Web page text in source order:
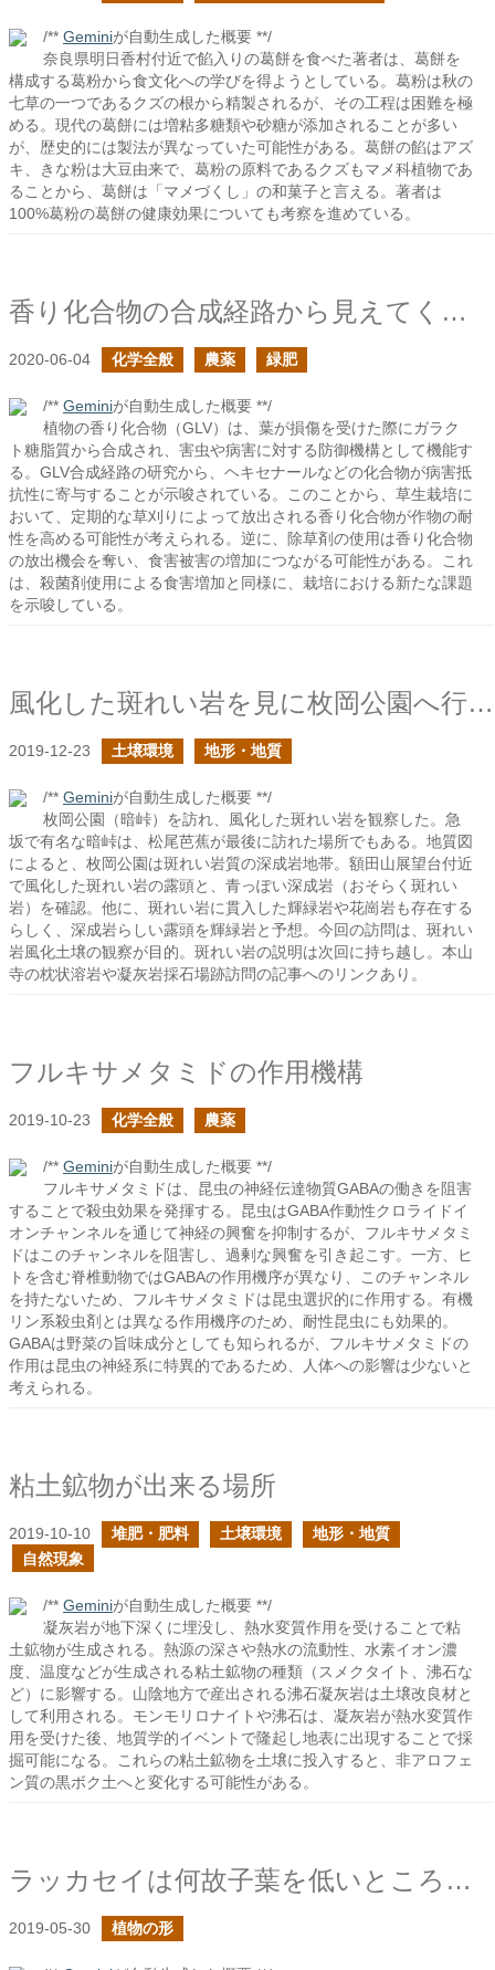
/** Geminiが自動生成した概要 **/
奈良県明日香村付近で餡入りの葛餅を食べた著者は、葛餅を
構成する葛粉から食文化への学びを得ようとしている。葛粉は秋の
七草の一つであるクズの根から精製されるが、その工程は困難を極
める。現代の葛餅には増粘多糖類や砂糖が添加されることが多い
が、歴史的には製法が異なっていた可能性がある。葛餅の餡はアズ
キ、きな粉は大豆由来で、葛粉の原料であるクズもマメ科植物であ
ることから、葛餅は「マメづくし」の和菓子と言える。著者は
100%葛粉の葛餅の健康効果についても考察を進めている。
香り化合物の合成経路から見えてくること
2020-06-04 化学全般 農薬 緑肥
/** Geminiが自動生成した概要 **/
植物の香り化合物（GLV）は、葉が損傷を受けた際にガラク
ト糖脂質から合成され、害虫や病害に対する防御機構として機能す
る。GLV合成経路の研究から、ヘキセナールなどの化合物が病害抵
抗性に寄与することが示唆されている。このことから、草生栽培に
おいて、定期的な草刈りによって放出される香り化合物が作物の耐
性を高める可能性が考えられる。逆に、除草剤の使用は香り化合物
の放出機会を奪い、食害被害の増加につながる可能性がある。これ
は、殺菌剤使用による食害増加と同様に、栽培における新たな課題
を示唆している。
風化した斑れい岩を見に枚岡公園へ行ってきた
2019-12-23 土壌環境 地形・地質
/** Geminiが自動生成した概要 **/
枚岡公園（暗峠）を訪れ、風化した斑れい岩を観察した。急
坂で有名な暗峠は、松尾芭蕉が最後に訪れた場所でもある。地質図
によると、枚岡公園は斑れい岩質の深成岩地帯。額田山展望台付近
で風化した斑れい岩の露頭と、青っぽい深成岩（おそらく斑れい
岩）を確認。他に、斑れい岩に貫入した輝緑岩や花崗岩も存在する
らしく、深成岩らしい露頭を輝緑岩と予想。今回の訪問は、斑れい
岩風化土壌の観察が目的。斑れい岩の説明は次回に持ち越し。本山
寺の枕状溶岩や凝灰岩採石場跡訪問の記事へのリンクあり。
フルキサメタミドの作用機構
2019-10-23 化学全般 農薬
/** Geminiが自動生成した概要 **/
フルキサメタミドは、昆虫の神経伝達物質GABAの働きを阻害
することで殺虫効果を発揮する。昆虫はGABA作動性クロライドイ
オンチャンネルを通じて神経の興奮を抑制するが、フルキサメタミ
ドはこのチャンネルを阻害し、過剰な興奮を引き起こす。一方、ヒ
トを含む脊椎動物ではGABAの作用機序が異なり、このチャンネル
を持たないため、フルキサメタミドは昆虫選択的に作用する。有機
リン系殺虫剤とは異なる作用機序のため、耐性昆虫にも効果的。
GABAは野菜の旨味成分としても知られるが、フルキサメタミドの
作用は昆虫の神経系に特異的であるため、人体への影響は少ないと
考えられる。
粘土鉱物が出来る場所
2019-10-10 堆肥・肥料 土壌環境
地形・地質
自然現象
/** Geminiが自動生成した概要 **/
凝灰岩が地下深くに埋没し、熱水変質作用を受けることで粘
土鉱物が生成される。熱源の深さや熱水の流動性、水素イオン濃
度、温度などが生成される粘土鉱物の種類（スメクタイト、沸石な
ど）に影響する。山陰地方で産出される沸石凝灰岩は土壌改良材と
して利用される。モンモリロナイトや沸石は、凝灰岩が熱水変質作
用を受けた後、地質学的イベントで隆起し地表に出現することで採
掘可能になる。これらの粘土鉱物を土壌に投入すると、非アロフェ
ン質の黒ボク土へと変化する可能性がある。
ラッカセイは何故子葉を低いところで展開するのだろう
2019-05-30 植物の形